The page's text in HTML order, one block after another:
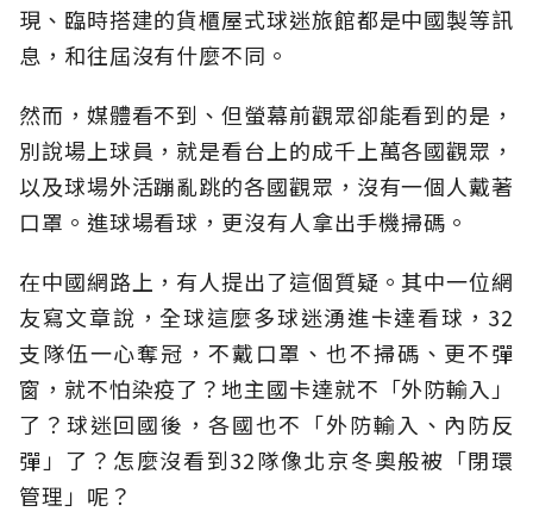
現、臨時搭建的貨櫃屋式球迷旅館都是中國製等訊
息，和往屆沒有什麼不同。
然而，媒體看不到、但螢幕前觀眾卻能看到的是，
別說場上球員，就是看台上的成千上萬各國觀眾，
以及球場外活蹦亂跳的各國觀眾，沒有一個人戴著
口罩。進球場看球，更沒有人拿出手機掃碼。
在中國網路上，有人提出了這個質疑。其中一位網
友寫文章說，全球這麼多球迷湧進卡達看球，32
支隊伍一心奪冠，不戴口罩、也不掃碼、更不彈
窗，就不怕染疫了？地主國卡達就不「外防輸入」
了？球迷回國後，各國也不「外防輸入、內防反
彈」了？怎麼沒看到32隊像北京冬奧般被「閉環
管理」呢？